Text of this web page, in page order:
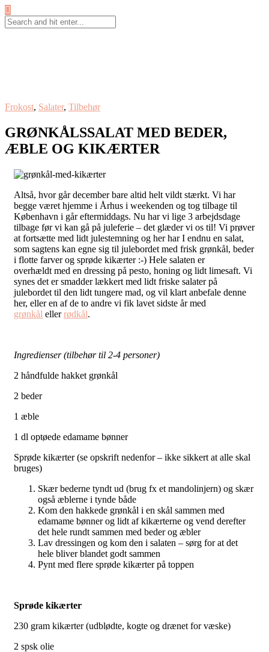
Frokost, Salater, Tilbehør
GRØNKÅLSSALAT MED BEDER,
ÆBLE OG KIKÆRTER
Altså, hvor går december bare altid helt vildt stærkt. Vi har
begge været hjemme i Århus i weekenden og tog tilbage til
København i går eftermiddags. Nu har vi lige 3 arbejdsdage
tilbage før vi kan gå på juleferie – det glæder vi os til! Vi prøver
at fortsætte med lidt julestemning og her har I endnu en salat,
som sagtens kan egne sig til julebordet med frisk grønkål, beder
i flotte farver og sprøde kikærter :-) Hele salaten er
overhældt med en dressing på pesto, honing og lidt limesaft. Vi
synes det er smadder lækkert med lidt friske salater på
julebordet til den lidt tungere mad, og vil klart anbefale denne
her, eller en af de to andre vi fik lavet sidste år med
grønkål ellerrødkål.
Ingredienser (tilbehør til 2-4 personer)
2 håndfulde hakket grønkål
2 beder
1 æble
1 dl optøede edamame bønner
Sprøde kikærter (se opskrift nedenfor – ikke sikkert at alle skal
bruges)
Skær bederne tyndt ud (brug fx et mandolinjern) og skær
også æblerne i tynde både
Kom den hakkede grønkål i en skål sammen med
edamame bønner og lidt af kikærterne og vend derefter
det hele rundt sammen med beder og æbler
Lav dressingen og kom den i salaten – sørg for at det
hele bliver blandet godt sammen
Pynt med flere sprøde kikærter på toppen
Sprøde kikærter
230 gram kikærter (udblødte, kogte og drænet for væske)
2 spsk olie